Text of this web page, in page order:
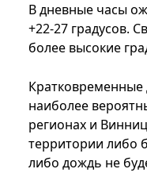
В дневные часы
+22-27 градусов.
более высокие
Кратковременные
наиболее
регионах и
территории либо
либо дождь не